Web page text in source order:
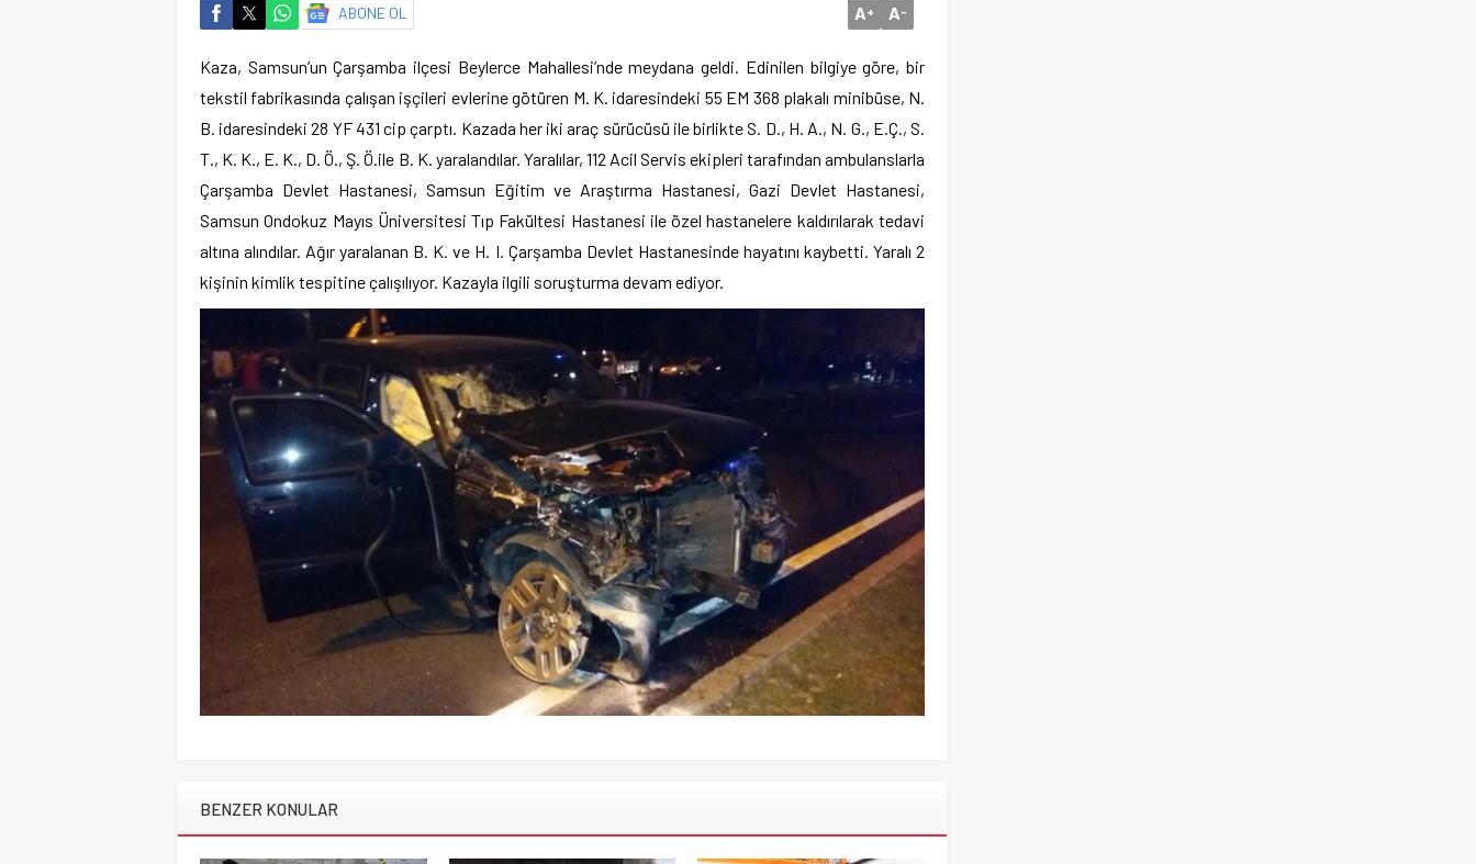
ABONE OL A+ A-
Kaza, Samsun’un Çarşamba ilçesi Beylerce Mahallesi’nde meydana geldi. Edinilen bilgiye göre, bir
tekstil fabrikasında çalışan işçileri evlerine götüren M. K. idaresindeki 55 EM 368 plakalı minibüse, N.
B. idaresindeki 28 YF 431 cip çarptı. Kazada her iki araç sürücüsü ile birlikte S. D., H. A., N. G., E.Ç., S.
T., K. K., E. K., D. Ö., Ş. Ö.ile B. K. yaralandılar. Yaralılar, 112 Acil Servis ekipleri tarafından ambulanslarla
Çarşamba Devlet Hastanesi, Samsun Eğitim ve Araştırma Hastanesi, Gazi Devlet Hastanesi,
Samsun Ondokuz Mayıs Üniversitesi Tıp Fakültesi Hastanesi ile özel hastanelere kaldırılarak tedavi
altına alındılar. Ağır yaralanan B. K. ve H. I. Çarşamba Devlet Hastanesinde hayatını kaybetti. Yaralı 2
kişinin kimlik tespitine çalışılıyor. Kazayla ilgili soruşturma devam ediyor.
BENZER KONULAR